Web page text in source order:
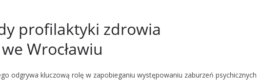
profilaktyki zdrowia
Wrocławiu
odgrywa kluczową rolę w zapobieganiu występowaniu zaburzeń psychicznych